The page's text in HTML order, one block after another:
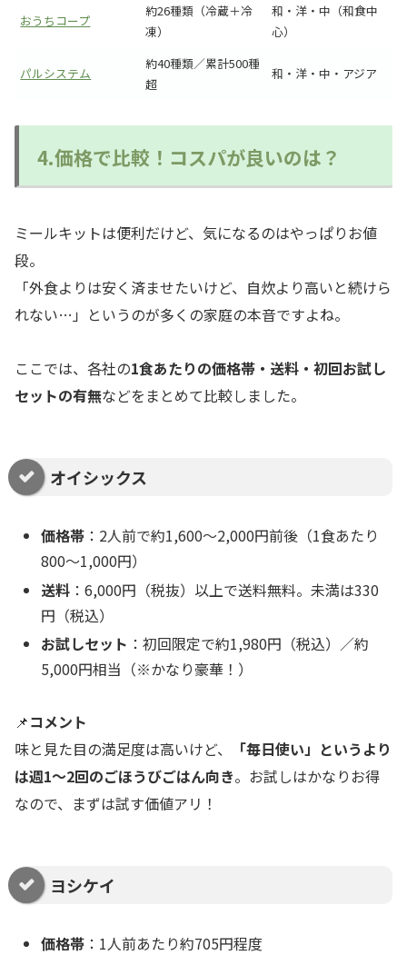
おうちコープ
約26種類（冷蔵＋冷
凍）
和・洋・中（和食中
心）
パルシステム
約40種類／累計500種
超
和・洋・中・アジア
4.価格で比較！コスパが良いのは？
ミールキットは便利だけど、気になるのはやっぱりお値
段。
「外食よりは安く済ませたいけど、自炊より高いと続けら
れない…」というのが多くの家庭の本音ですよね。
ここでは、各社の1食あたりの価格帯・送料・初回お試し
セットの有無などをまとめて比較しました。
オイシックス
価格帯 ：2人前で約1,600〜2,000円前後（1食あたり
800〜1,000円）
送料 ：6,000円（税抜）以上で送料無料。未満は330
円（税込）
お試しセット ：初回限定で約1,980円（税込）／約
5,000円相当（※かなり豪華！）
📌コメント
味と見た目の満足度は高いけど、
「毎日使い」というより
は週1〜2回のごほうびごはん向き。お試しはかなりお得
なので、まずは試す価値アリ！
ヨシケイ
価格帯 ：1人前あたり約705円程度